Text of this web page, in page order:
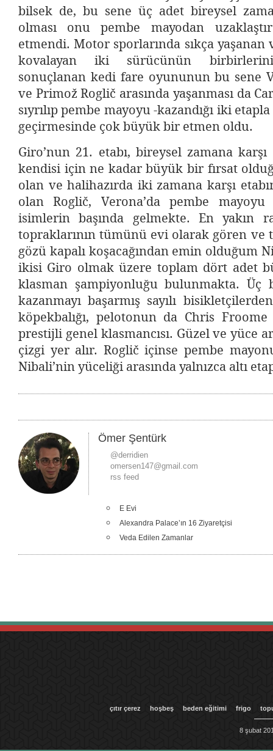
bilsek de, bu sene üç adet bireysel
olması onu pembe mayodan
etmendi. Motor sporlarında sıkça yaşanan
kovalayan iki sürücünün
sonuçlanan kedi fare oyununun bu sene
ve Primož Roglič arasında yaşanması da
sıyrılıp pembe mayoyu -kazandığı iki
geçirmesinde çok büyük bir etmen oldu.
Giro’nun 21. etabı, bireysel zamana
kendisi için ne kadar büyük bir fırsat
olan ve halihazırda iki zamana karşı
olan Roglič, Verona’da pembe mayoyu
isimlerin başında gelmekte. En yakın
topraklarının tümünü evi olarak gören ve
gözü kapalı koşacağından emin olduğum
ikisi Giro olmak üzere toplam dört adet
klasman şampiyonluğu bulunmakta.
kazanmayı başarmış sayılı
köpekbalığı, pelotonun da Chris
prestijli genel klasmancısı. Güzel ve yüce
çizgi yer alır. Roglič içinse pembe
Nibali’nin yüceliği arasında yalnızca altı
Ömer Şentürk
@derridien
omersen147@gmail.com
rss feed
E Evi
Alexandra Palace’ın 16 Ziyaretçisi
Veda Edilen Zamanlar
çıtır çerez hoşbeş beden eğitimi frigo
8 şubat